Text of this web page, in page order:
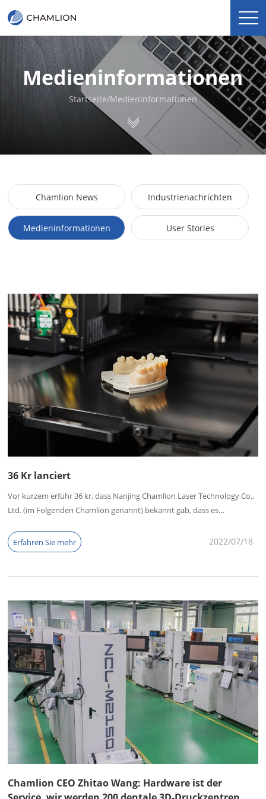
Medieninformationen
Startseite/Medieninformationen
Chamlion News Industrienachrichten
Medieninformationen User Stories
36 Kr lanciert
Vor kurzem erfuhr 36 kr, dass Nanjing Chamlion Laser Technology Co.,
Ltd. (im Folgenden Chamlion genannt) bekannt gab, dass es
Erfahren Sie mehr
18
2022/07
Chamlion CEO Zhitao Wang: Hardware ist der